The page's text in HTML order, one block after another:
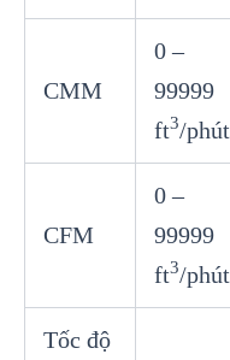
CMM
0 –
99999
ft3/phút
CFM
0 –
99999
ft3/phút
Tốc độ